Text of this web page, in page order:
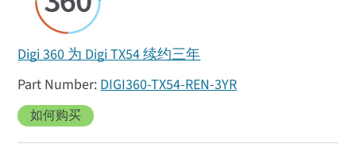
Digi 360 为 Digi TX54 续约三年
DIGI360-TX54-REN-3YR
如何购买